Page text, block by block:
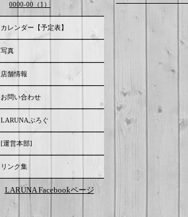
0000-00（1）
カレンダー【予定表】
写真
店舗情報
お問い合わせ
LARUNAぶろぐ
[運営本部]
リンク集
LARUNA Facebookページ